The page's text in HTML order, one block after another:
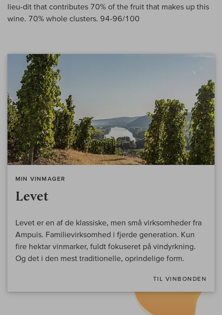
lieu-dit that contributes 70% of the fruit that makes up this
wine. 70% whole clusters. 94-96/100
MIN VINMAGER
Levet
Levet er en af de klassiske, men små virksomheder fra
Ampuis. Familievirksomhed i fjerde generation. Kun
fire hektar vinmarker, fuldt fokuseret på vindyrkning.
Og det i den mest traditionelle, oprindelige form.
TIL VINBONDEN